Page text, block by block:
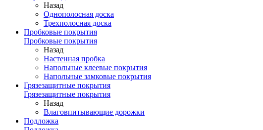
Назад
Однополосная доска
Трехполосная доска
Пробковые покрытия
Пробковые покрытия
Назад
Настенная пробка
Напольные клеевые покрытия
Напольные замковые покрытия
Грязезащитные покрытия
Грязезащитные покрытия
Назад
Влаговпитывающие дорожки
Подложка